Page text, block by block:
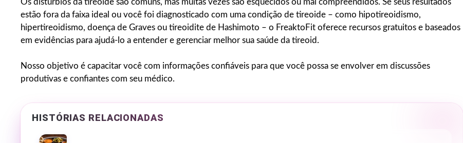
estão fora da faixa ideal ou você foi diagnosticado com uma condição de tireoide – como hipotireoidismo,
hipertireoidismo, doença de Graves ou tireoidite de Hashimoto – o FreaktoFit oferece recursos gratuitos e baseados
em evidências para ajudá-lo a entender e gerenciar melhor sua saúde da tireoid.
Nosso objetivo é capacitar você com informações confiáveis para que você possa se envolver em discussões
produtivas e confiantes com seu médico.
HISTÓRIAS RELACIONADAS